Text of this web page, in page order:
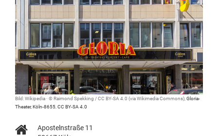
Bild: Wikipedia · © Raimond Spekking / CC BY-SA 4.0 (via Wikimedia Commons), Gloria-
Theater, Köln-8655 CC BY-SA 4.0
Apostelnstraße 11